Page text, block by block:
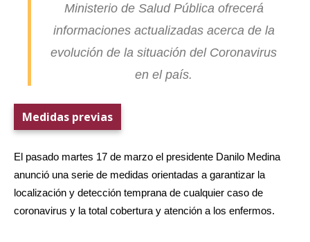
Ministerio de Salud Pública ofrecerá
informaciones actualizadas acerca de la
evolución de la situación del Coronavirus
en el país.
Medidas previas
El pasado martes 17 de marzo el presidente Danilo Medina
anunció una serie de medidas orientadas a garantizar la
localización y detección temprana de cualquier caso de
coronavirus y la total cobertura y atención a los enfermos.